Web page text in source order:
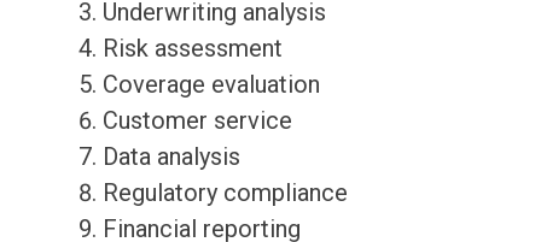
Underwriting analysis
Risk assessment
Coverage evaluation
Customer service
Data analysis
Regulatory compliance
Financial reporting